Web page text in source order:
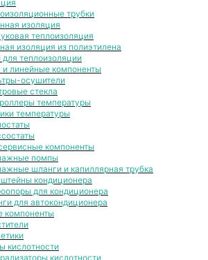
трубки
изоляция
теплоизоляция
изоляция из полиэтилена
для теплоизоляции
и линейные компоненты
осушители
стекла
температуры
температуры
компоненты
помпы
шланги и капиллярная трубка
кондиционера
для кондиционера
для автокондиционера
компоненты
кислотности
кислотности